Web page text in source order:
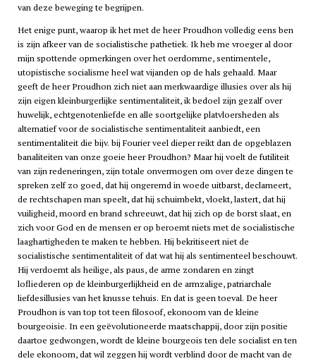
van deze beweging te begrijpen.
Het enige punt, waarop ik het met de heer Proudhon volledig eens ben
is zijn afkeer van de socialistische pathetiek. Ik heb me vroeger al door
mijn spottende opmerkingen over het oerdomme, sentimentele,
utopistische socialisme heel wat vijanden op de hals gehaald. Maar
geeft de heer Proudhon zich niet aan merkwaardige illusies over als hij
zijn eigen kleinburgerlijke sentimentaliteit, ik bedoel zijn gezalf over
huwelijk, echtgenotenliefde en alle soortgelijke platvloersheden als
alternatief voor de socialistische sentimentaliteit aanbiedt, een
sentimentaliteit die bijv. bij Fourier veel dieper reikt dan de opgeblazen
banaliteiten van onze goeie heer Proudhon? Maar hij voelt de futiliteit
van zijn redeneringen, zijn totale onvermogen om over deze dingen te
spreken zelf zo goed, dat hij ongeremd in woede uitbarst, declameert,
de rechtschapen man speelt, dat hij schuimbekt, vloekt, lastert, dat hij
vuiligheid, moord en brand schreeuwt, dat hij zich op de borst slaat, en
zich voor God en de mensen er op beroemt niets met de socialistische
laaghartigheden te maken te hebben. Hij bekritiseert niet de
socialistische sentimentaliteit of dat wat hij als sentimenteel beschouwt.
Hij verdoemt als heilige, als paus, de arme zondaren en zingt
lofliederen op de kleinburgerlijkheid en de armzalige, patriarchale
liefdesillusies van het knusse tehuis. En dat is geen toeval. De heer
Proudhon is van top tot teen filosoof, ekonoom van de kleine
bourgeoisie. In een geëvolutioneerde maatschappij, door zijn positie
daartoe gedwongen, wordt de kleine bourgeois ten dele socialist en ten
dele ekonoom, dat wil zeggen hij wordt verblind door de macht van de